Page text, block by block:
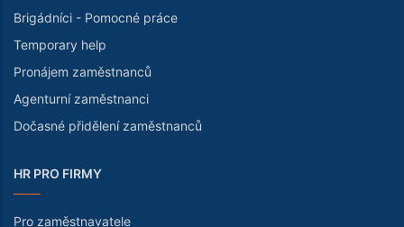
Brigádníci - Pomocné práce
Temporary help
Pronájem zaměstnanců
Agenturní zaměstnanci
Dočasné přidělení zaměstnanců
HR PRO FIRMY
Pro zaměstnavatele